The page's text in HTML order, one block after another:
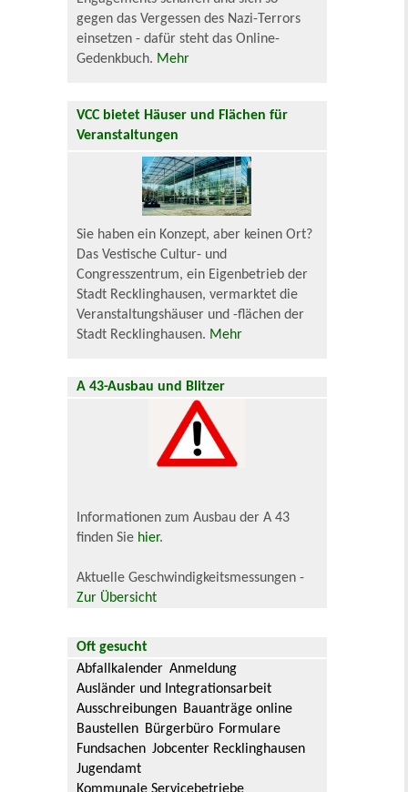
gegen das Vergessen des Nazi-Terrors
einsetzen - dafür steht das Online-
Gedenkbuch. Mehr
VCC bietet Häuser und Flächen für
Veranstaltungen
Sie haben ein Konzept, aber keinen Ort?
Das Vestische Cultur- und
Congresszentrum, ein Eigenbetrieb der
Stadt Recklinghausen, vermarktet die
Veranstaltungshäuser und -flächen der
Stadt Recklinghausen. Mehr
A 43-Ausbau und Blitzer
Informationen zum Ausbau der A 43
finden Sie hier.
Aktuelle Geschwindigkeitsmessungen -
Zur Übersicht
Oft gesucht
Abfallkalender Anmeldung
Ausländer und Integrationsarbeit
Ausschreibungen Bauanträge online
Baustellen Bürgerbüro Formulare
Fundsachen Jobcenter Recklinghausen
Jugendamt